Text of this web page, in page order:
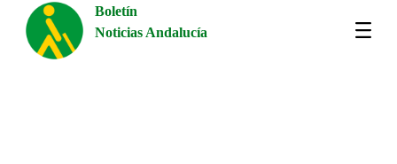
Boletín
Noticias Andalucía